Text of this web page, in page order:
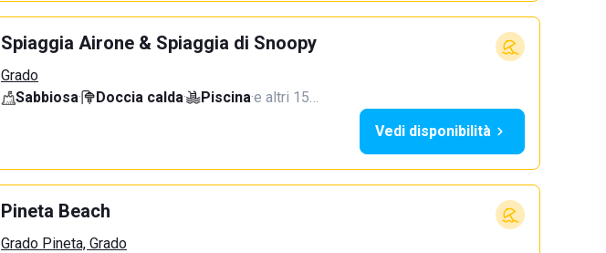
Spiaggia Airone & Spiaggia di Snoopy
Grado
Sabbiosa· Doccia calda· Piscina·e altri 15…
Vedi disponibilità
Pineta Beach
Grado Pineta, Grado